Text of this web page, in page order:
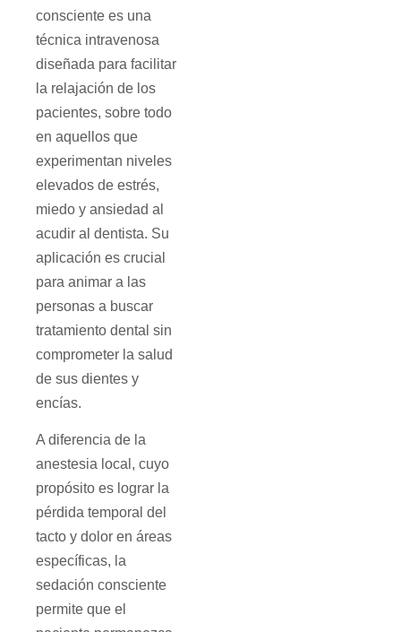
consciente es una
técnica intravenosa
diseñada para facilitar
la relajación de los
pacientes, sobre todo
en aquellos que
experimentan niveles
elevados de estrés,
miedo y ansiedad al
acudir al dentista. Su
aplicación es crucial
para animar a las
personas a buscar
tratamiento dental sin
comprometer la salud
de sus dientes y
encías.
A diferencia de la
anestesia local, cuyo
propósito es lograr la
pérdida temporal del
tacto y dolor en áreas
específicas, la
sedación consciente
permite que el